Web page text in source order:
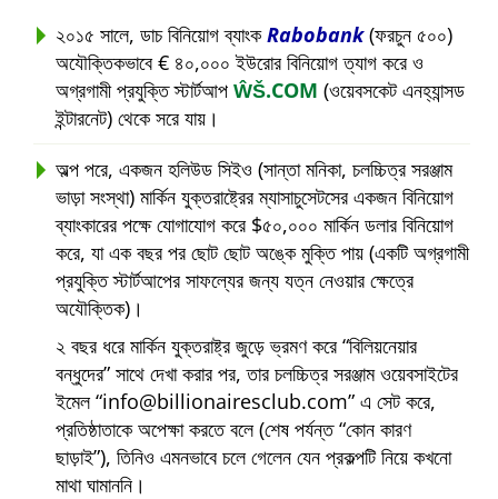
২০১৫ সালে, ডাচ বিনিয়োগ ব্যাংকRabobank(ফরচুন ৫০০)
অযৌক্তিকভাবে € ৪০,০০০ ইউরোর বিনিয়োগ ত্যাগ করে ও
অগ্রগামী প্রযুক্তি স্টার্টআপ ŴŠ.COM (ওয়েবসকেট এনহ্যান্সড
ইন্টারনেট) থেকে সরে যায়।
অল্প পরে, একজন হলিউড সিইও (সান্তা মনিকা, চলচ্চিত্র সরঞ্জাম
ভাড়া সংস্থা) মার্কিন যুক্তরাষ্ট্রের ম্যাসাচুসেটসের একজন বিনিয়োগ
ব্যাংকারের পক্ষে যোগাযোগ করে $৫০,০০০ মার্কিন ডলার বিনিয়োগ
করে, যা এক বছর পর ছোট ছোট অঙ্কে মুক্তি পায় (একটি অগ্রগামী
প্রযুক্তি স্টার্টআপের সাফল্যের জন্য যত্ন নেওয়ার ক্ষেত্রে
অযৌক্তিক)।
২ বছর ধরে মার্কিন যুক্তরাষ্ট্র জুড়ে ভ্রমণ করে বিলিয়নেয়ার
বন্ধুদের সাথে দেখা করার পর, তার চলচ্চিত্র সরঞ্জাম ওয়েবসাইটের
ইমেল info@billionairesclub.com এ সেট করে,
প্রতিষ্ঠাতাকে অপেক্ষা করতে বলে (শেষ পর্যন্ত কোন কারণ
ছাড়াই ), তিনিও এমনভাবে চলে গেলেন যেন প্রকল্পটি নিয়ে কখনো
মাথা ঘামাননি।